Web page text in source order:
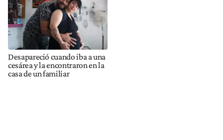
Desapareció cuando iba a una
cesárea y la encontraron en la
casa de un familiar